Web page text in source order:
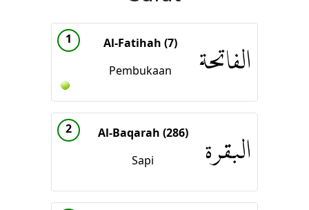
1
Al-Fatihah (7)
Pembukaan
الفاتحة
2
Al-Baqarah (286)
Sapi
البقرة